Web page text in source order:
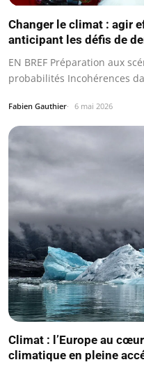
Changer le climat : agir
anticipant les défis de
EN BREF Préparation aux
probabilités Incohérences
Fabien Gauthier 6 mai 2026
Climat : l’Europe au
climatique en pleine